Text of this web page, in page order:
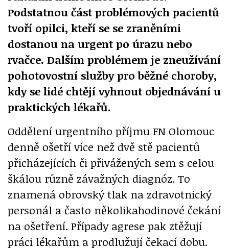
Podstatnou část problémových pacientů
tvoří opilci, kteří se se zraněními
dostanou na urgent po úrazu nebo
rvačce. Dalším problémem je zneužívání
pohotovostní služby pro běžné choroby,
kdy se lidé chtějí vyhnout objednávání u
praktických lékařů.
Oddělení urgentního příjmu FN Olomouc
denně ošetří více než dvě stě pacientů
přicházejících či přivážených sem s celou
škálou různě závažných diagnóz. To
znamená obrovský tlak na zdravotnický
personál a často několikahodinové čekání
na ošetření. Případy agrese pak ztěžují
práci lékařům a prodlužují čekací dobu.